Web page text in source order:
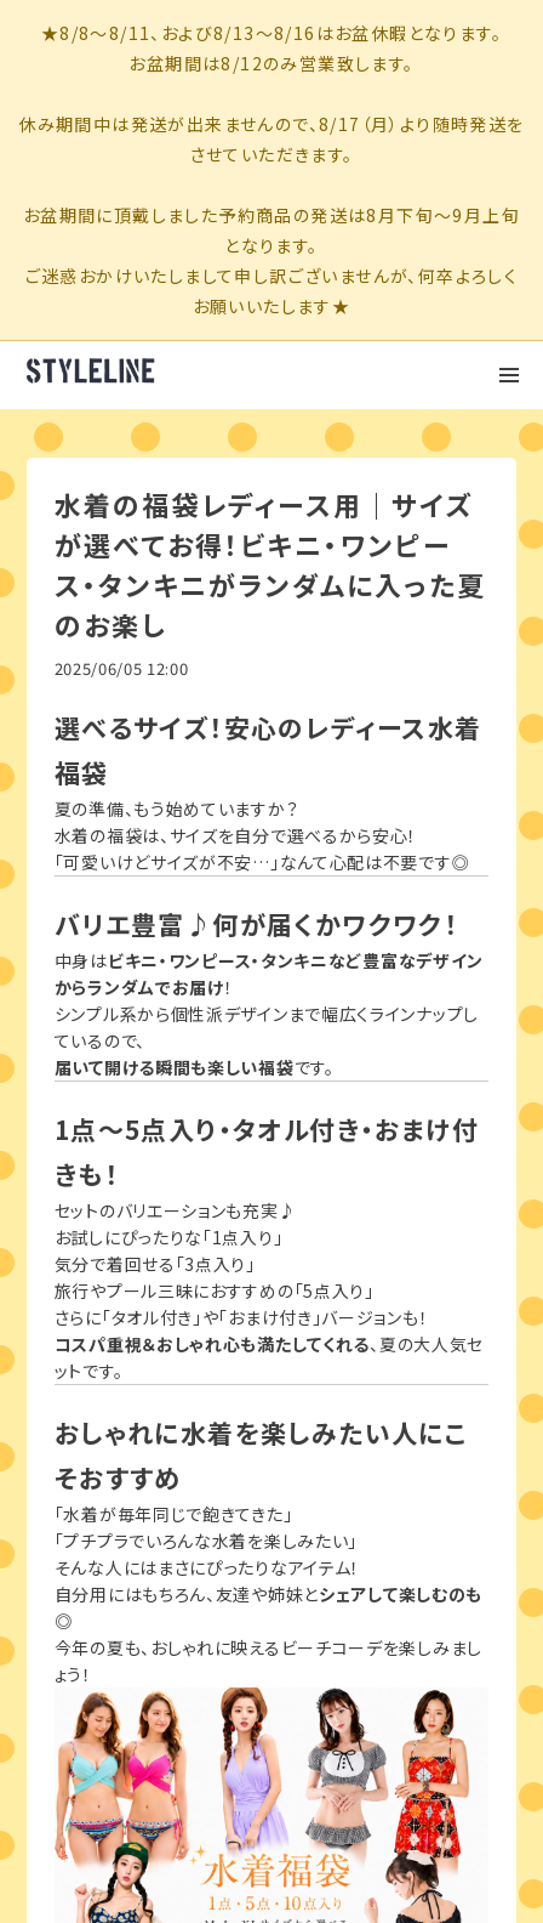
水着の福袋レディース用｜サイズ
が選べてお得！ビキニ・ワンピー
ス・タンキニがランダムに入った夏
のお楽し
2025/06/05 12:00
選べるサイズ！安心のレディース水着
福袋
夏の準備、もう始めていますか？
水着の福袋は、サイズを自分で選べるから安心！
「可愛いけどサイズが不安…」なんて心配は不要です◎
バリエ豊富♪何が届くかワクワク！
中身はビキニ・ワンピース・タンキニなど豊富なデザイン
からランダムでお届け！
シンプル系から個性派デザインまで幅広くラインナップし
ているので、
届いて開ける瞬間も楽しい福袋です。
1点～5点入り・タオル付き・おまけ付
きも！
セットのバリエーションも充実♪
お試しにぴったりな「1点入り」
気分で着回せる「3点入り」
旅行やプール三昧におすすめの「5点入り」
さらに「タオル付き」や「おまけ付き」バージョンも！
コスパ重視＆おしゃれ心も満たしてくれる、夏の大人気セ
ットです。
おしゃれに水着を楽しみたい人にこ
そおすすめ
「水着が毎年同じで飽きてきた」
「プチプラでいろんな水着を楽しみたい」
そんな人にはまさにぴったりなアイテム！
自分用にはもちろん、友達や姉妹とシェアして楽しむのも
◎
今年の夏も、おしゃれに映えるビーチコーデを楽しみまし
ょう！